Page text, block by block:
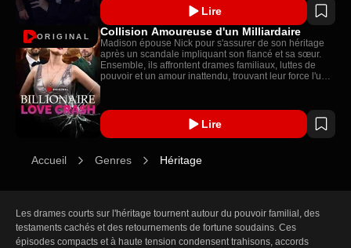
Lire
ORIGINAL Collision Amoureuse d'un Milliardaire
Madison épouse Nick pour s'assurer de son héritage
après un scandale impliquant son fiancé et sa sœur.
Ensemble, ils affrontent drames familiaux, luttes de
pouvoir et un amour inattendu, trouvant leur force l'un
Lire
Accueil Genres Héritage
Les drames courts sur l'héritage tournent autour du pouvoir familial, des
testaments cachés et des retournements de fortune soudains. Ces
épisodes compacts et à haute tension condensent trahisons, accords